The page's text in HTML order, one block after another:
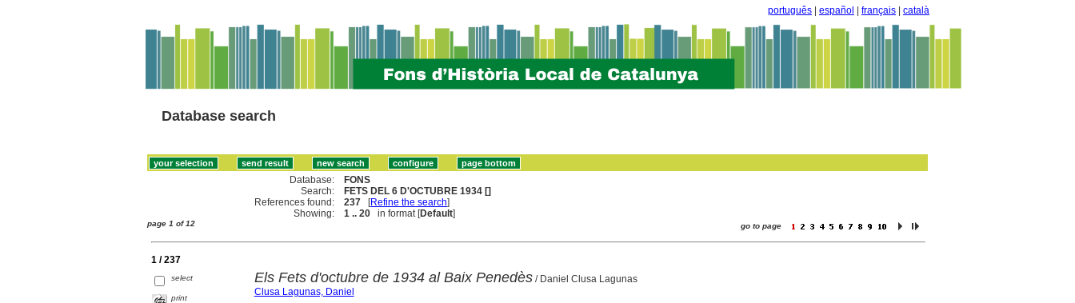
português español français català
Database search
Database:
FONS
Search:
FETS DEL 6 D'OCTUBRE 1934 []
References found:
237 [Refine the search]
Showing:
1 .. 20 in format [Default]
page 1 of 12 go to page
1 / 237
select
print
Els Fets d'octubre de 1934 al Baix Penedès/ Daniel Clusa Lagunas
Clusa Lagunas, Daniel